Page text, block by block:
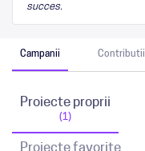
succes.
Campanii Contributii
Proiecte proprii
(1)
Proiecte favorite